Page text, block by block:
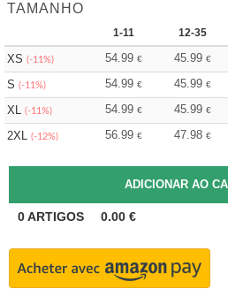
TAMANHO
1-11 12-35
XS (-11%) 54.99 € 45.99 €
S (-11%) 54.99 € 45.99 €
XL (-11%) 54.99 € 45.99 €
2XL (-12%) 56.99 € 47.98 €
0ARTIGOS 0.00 €